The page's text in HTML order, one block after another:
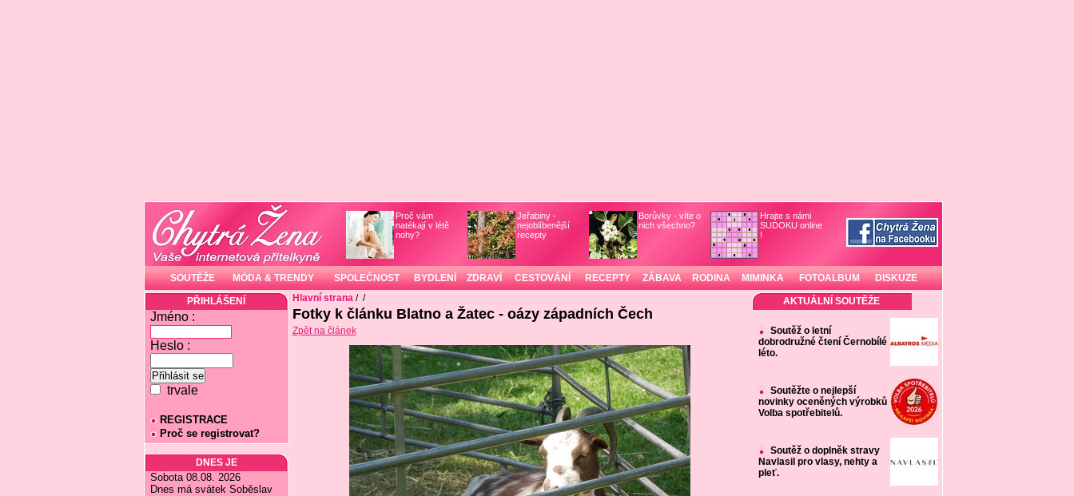
Proč vám
natékají v létě
nohy?
Jeřabiny -
nejoblíbenější
recepty
Borůvky - víte o
nich všechno?
Hrajte s námi
SUDOKU online
!
SOUTĚŽE MÓDA & TRENDY SPOLEČNOST BYDLENÍ ZDRAVÍ CESTOVÁNÍ RECEPTY ZÁBAVA RODINA MIMINKA FOTOALBUM DISKUZE
PŘIHLÁŠENÍ
Jméno :
Heslo :
trvale
REGISTRACE
Proč se registrovat?
DNES JE
Sobota 08.08. 2026
Dnes má svátek Soběslav
Hlavní strana/ /
Fotky k článku Blatno a Žatec - oázy západních Čech
Zpět na článek
AKTUÁLNÍ SOUTĚŽE
Soutěž o letní
dobrodružné čtení Černobílé
léto.
Soutěžte o nejlepší
novinky oceněných výrobků
Volba spotřebitelů.
Soutěž o doplněk stravy
Navlasil pro vlasy, nehty a
pleť.